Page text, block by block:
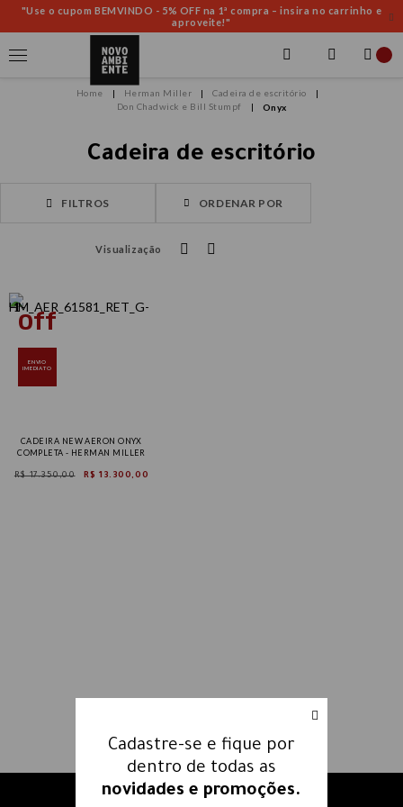
"Use o cupom BEMVINDO - 5% OFF na 1ª compra – insira no carrinho e
aproveite!"
Herman Miller
Cadeira de escritório
Don Chadwick e Bill Stumpf
Onyx
Cadeira de escritório
FILTROS ORDENAR POR
Visualização
CADEIRA NEW AERON ONYX
COMPLETA - HERMAN MILLER
R$ 17.350,00 R$ 13.300,00
ENVIO
IMEDIATO
Cadastre-se e fique por
dentro de todas as
novidades e promoções.